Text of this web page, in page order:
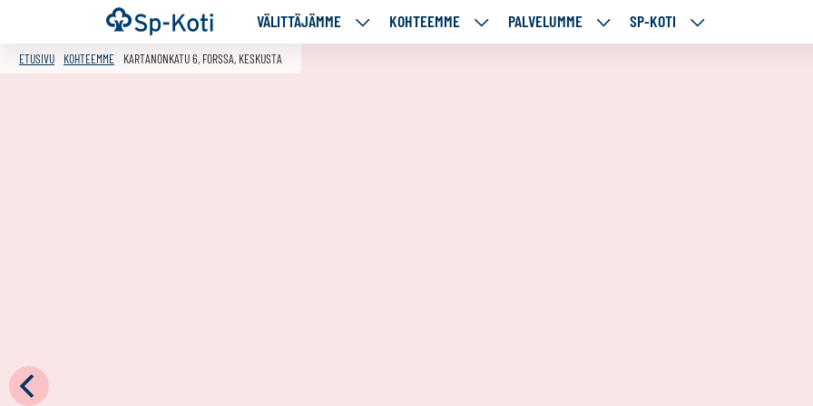
Siirry
sisältöön
Etusivu VÄLITTÄJÄMME
VÄLITTÄJÄMME
KOHTEEMME
KOHTEEMME
PALVELUMME
PALVELUMME
SP-KOTI
SP-
ETUSIVU KOHTEEMME KARTANONKATU 6, FORSSA, KESKUSTA